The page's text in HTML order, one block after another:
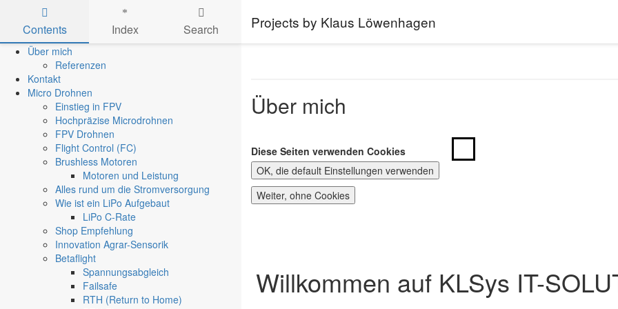
Skip to main content
Projects by Klaus Löwenhagen
Contents Index Search
Über mich
Referenzen
Kontakt
Micro Drohnen
Einstieg in FPV
Hochpräzise Microdrohnen
FPV Drohnen
Flight Control (FC)
Brushless Motoren
Motoren und Leistung
Alles rund um die Stromversorgung
Wie ist ein LiPo Aufgebaut
LiPo C-Rate
Shop Empfehlung
Innovation Agrar-Sensorik
Betaflight
Spannungsabgleich
Failsafe
RTH (Return to Home)
Über mich
Diese Seiten verwenden Cookies
OK, die default Einstellungen verwenden
Weiter, ohne Cookies
Willkommen auf KLSys IT-